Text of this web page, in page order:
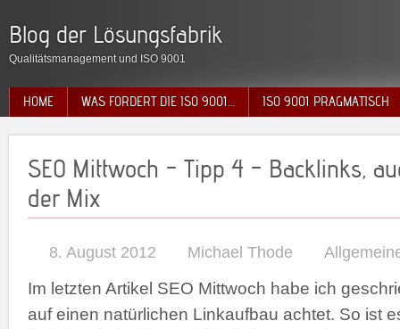
Blog der Lösungsfabrik
Qualitätsmanagement und ISO 9001
HOME WAS FORDERT DIE ISO 9001… ISO 9001 PRAGMATISCH
SEO Mittwoch – Tipp 4 – Backlinks,
der Mix
8. August 2012 Michael Thode
Im letzten Artikel SEO Mittwoch habe ich
auf einen natürlichen Linkaufbau achtet. So ist